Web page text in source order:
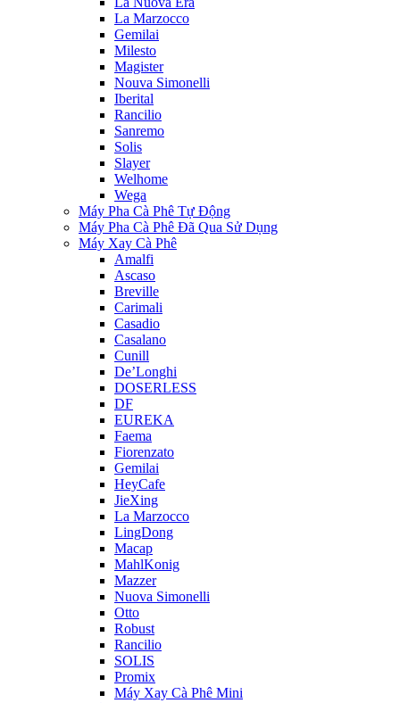
La Marzocco
Gemilai
Milesto
Magister
Nouva Simonelli
Iberital
Rancilio
Sanremo
Solis
Slayer
Welhome
Wega
Máy Pha Cà Phê Tự Động
Máy Pha Cà Phê Đã Qua Sử Dụng
Máy Xay Cà Phê
Amalfi
Ascaso
Breville
Carimali
Casadio
Casalano
Cunill
De’Longhi
DOSERLESS
DF
EUREKA
Faema
Fiorenzato
Gemilai
HeyCafe
JieXing
La Marzocco
LingDong
Macap
MahlKonig
Mazzer
Nuova Simonelli
Otto
Robust
Rancilio
SOLIS
Promix
Máy Xay Cà Phê Mini